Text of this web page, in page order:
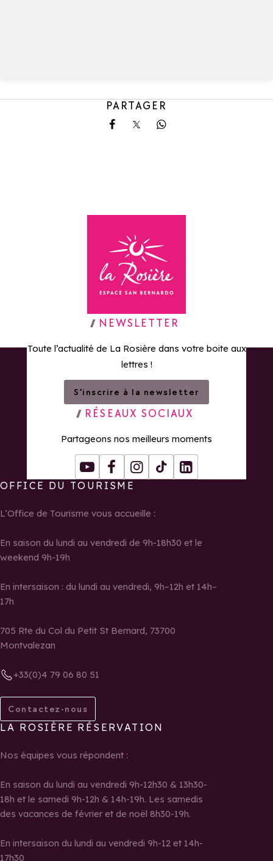
PARTAGER
Partager sur Facebook
Partager sur X
Partager sur
Retour à la page d'accueil
NEWSLETTER
Toute l’actualité de La Rosière dans votre boite aux
lettres !
S’inscrire à la newsletter
RÉSEAUX SOCIAUX
Partageons nos meilleurs moments
YoutubeFacebookInstagram
Tiktok LinkedIn
OFFICE DU TOURISME
L’Office de Tourisme vous accueille :
En saison du lundi au vendredi de 9h-18h30 et le
weekend 9h-19h
En intersaison : du lundi au vendredi, 9h–12h et 14h–
17h
705 Rte du Col du Petit St Bernard, 73700
Montvalezan
+33(0)4 79 06 80 51
Contactez-nous
LA ROSIÈRE RÉSERVATION
Nos équipes vous répondent :
En saison du lundi au vendredi 9h-12h30 & 13h30-
18h et le samedi 9h-12h & 14h-19h. Les samedis
des vacances de février et de noël 8h30-19h.
En intersaison du lundi au vendredi 9h-12 et 14h-
17h30